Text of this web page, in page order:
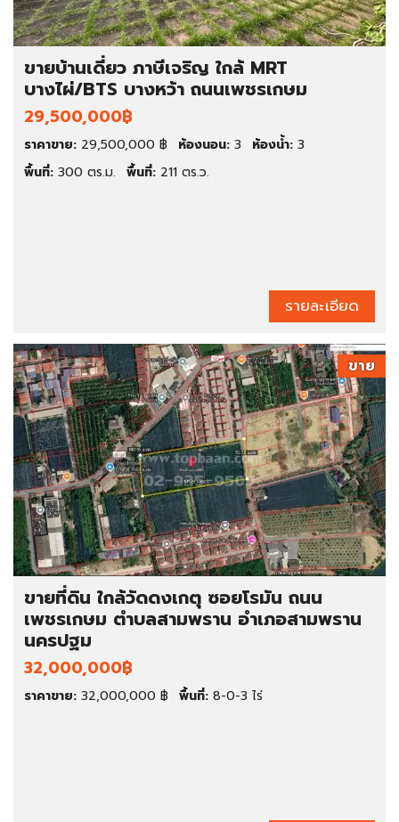
ขายบ้านเดี่ยว ภาษีเจริญ ใกล้ MRT
บางไผ่/BTS บางหว้า ถนนเพชรเกษม
29,500,000฿
ราคาขาย: 29,500,000 ฿ ห้องนอน: 3 ห้องน้ำ: 3
พื้นที่: 300 ตร.ม. พื้นที่: 211 ตร.ว.
รายละเอียด
ขาย
ขายที่ดิน ใกล้วัดดงเกตุ ซอยโรมัน ถนน
เพชรเกษม ตำบลสามพราน อำเภอสามพราน
นครปฐม
32,000,000฿
ราคาขาย: 32,000,000 ฿ พื้นที่: 8-0-3 ไร่